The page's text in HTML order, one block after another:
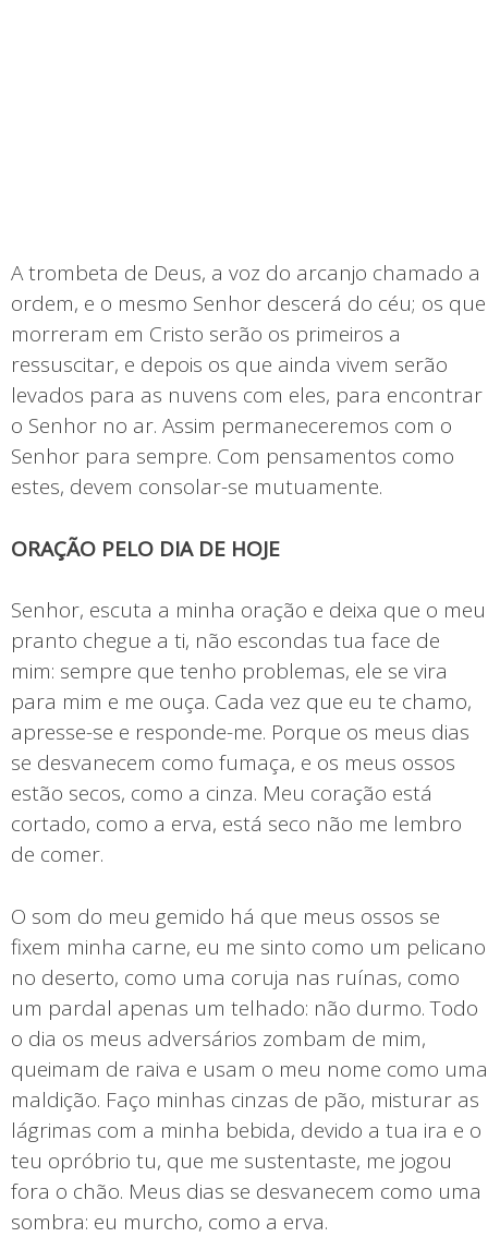
A trombeta de Deus, a voz do arcanjo chamado a
ordem, e o mesmo Senhor descerá do céu; os que
morreram em Cristo serão os primeiros a
ressuscitar, e depois os que ainda vivem serão
levados para as nuvens com eles, para encontrar
o Senhor no ar. Assim permaneceremos com o
Senhor para sempre. Com pensamentos como
estes, devem consolar-se mutuamente.
ORAÇÃO PELO DIA DE HOJE
Senhor, escuta a minha oração e deixa que o meu
pranto chegue a ti, não escondas tua face de
mim: sempre que tenho problemas, ele se vira
para mim e me ouça. Cada vez que eu te chamo,
apresse-se e responde-me. Porque os meus dias
se desvanecem como fumaça, e os meus ossos
estão secos, como a cinza. Meu coração está
cortado, como a erva, está seco não me lembro
de comer.
O som do meu gemido há que meus ossos se
fixem minha carne, eu me sinto como um pelicano
no deserto, como uma coruja nas ruínas, como
um pardal apenas um telhado: não durmo. Todo
o dia os meus adversários zombam de mim,
queimam de raiva e usam o meu nome como uma
maldição. Faço minhas cinzas de pão, misturar as
lágrimas com a minha bebida, devido a tua ira e o
teu opróbrio tu, que me sustentaste, me jogou
fora o chão. Meus dias se desvanecem como uma
sombra: eu murcho, como a erva.